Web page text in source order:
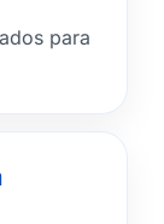
para